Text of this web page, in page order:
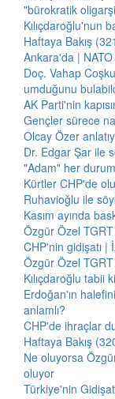
"bürokratik
Kılıçdaroğlu'nun
Haftaya Bakış
Ankara'da |
Doç. Vahap
umduğunu
AK Parti'nin
Gençler sürece
Olcay Özer
Dr. Edgar Şar ile
"Adam" her
Kürtler CHP'de
Ruhavioğlu ile
Kasım ayında
Özgür Özel
CHP'nin gidişatı |
Özgür Özel
Kılıçdaroğlu tabii
Erdoğan'ın
anlamlı?
CHP'de ihraçlar
Haftaya Bakış
Ne oluyorsa
oluyor
Türkiye'nin